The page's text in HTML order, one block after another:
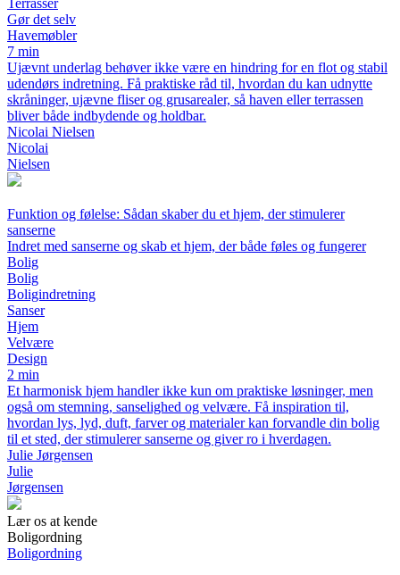
Terrasser
Gør det selv
Havemøbler
7 min
Ujævnt underlag behøver ikke være en hindring for en flot og stabil
udendørs indretning. Få praktiske råd til, hvordan du kan udnytte
skråninger, ujævne fliser og grusarealer, så haven eller terrassen
bliver både indbydende og holdbar.
Nicolai Nielsen
Nicolai
Nielsen
Funktion og følelse: Sådan skaber du et hjem, der stimulerer
sanserne
Indret med sanserne og skab et hjem, der både føles og fungerer
Bolig
Bolig
Boligindretning
Sanser
Hjem
Velvære
Design
2 min
Et harmonisk hjem handler ikke kun om praktiske løsninger, men
også om stemning, sanselighed og velvære. Få inspiration til,
hvordan lys, lyd, duft, farver og materialer kan forvandle din bolig
til et sted, der stimulerer sanserne og giver ro i hverdagen.
Julie Jørgensen
Julie
Jørgensen
Lær os at kende
Boligordning
Boligordning